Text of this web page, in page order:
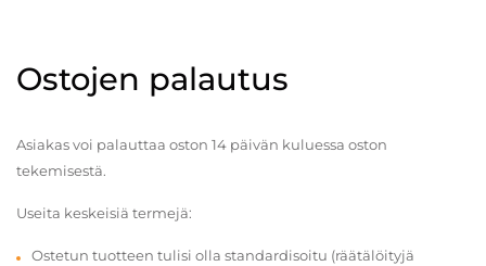
Ostojen palautus
Asiakas voi palauttaa oston 14 päivän kuluessa oston
tekemisestä.
Useita keskeisiä termejä:
Ostetun tuotteen tulisi olla standardisoitu (räätälöityjä